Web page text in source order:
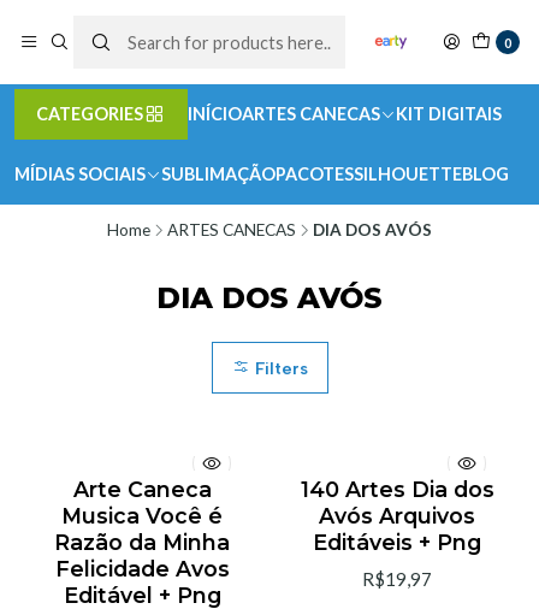
0
CATEGORIES INÍCIOARTES CANECAS KIT DIGITAIS
MÍDIAS SOCIAIS SUBLIMAÇÃOPACOTESSILHOUETTEBLOG
Home ARTES CANECAS DIA DOS AVÓS
DIA DOS AVÓS
Filters
Arte Caneca
Musica Você é
Razão da Minha
Felicidade Avos
Editável + Png
140 Artes Dia dos
Avós Arquivos
Editáveis + Png
R$19,97